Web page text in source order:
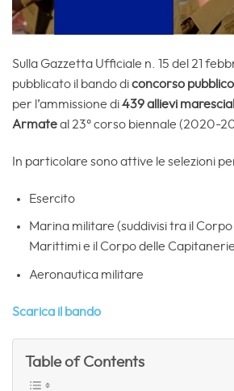
Sulla Gazzetta Ufficiale n. 15 del 21
pubblicato il bando diconcorso pubblico
per l’ammissione di439 allievi
Armateal 23° corso biennale (2020-
In particolare sono attive le selezioni
Esercito
Marina militare (suddivisi tra il
Marittimi e il Corpo delle
Aeronautica militare
Scarica il bando
Table of Contents